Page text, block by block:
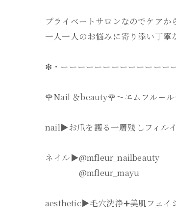
プライベートサロンなのでケアか
一人一人のお悩みに寄り添い丁寧
❇・ーーーーーーーーーーーーー
🌹Nail ＆beauty🌹〜エムフルール
nail▶︎お爪を護る一層残しフィル
ネイル▶︎@mfleur_nailbeauty
@mfleur_mayu
aesthetic▶︎毛穴洗浄➕美肌フェイ